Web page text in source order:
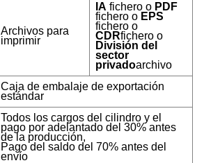
Archivos para
imprimir
IA fichero o PDF
fichero o EPS
fichero o
CDRfichero o
División del
sector
privadoarchivo
Caja de embalaje de exportación
estándar
Todos los cargos del cilindro y el
pago por adelantado del 30% antes
de la producción,
Pago del saldo del 70% antes del
envío